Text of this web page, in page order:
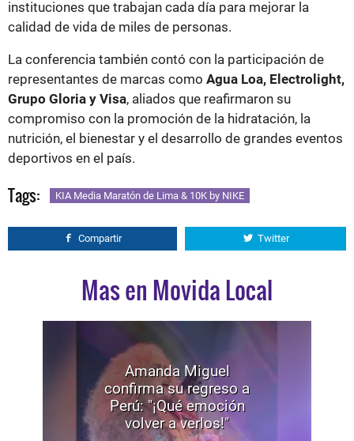
instituciones que trabajan cada día para mejorar la
calidad de vida de miles de personas.
La conferencia también contó con la participación de
representantes de marcas como Agua Loa, Electrolight,
Grupo Gloria y Visa, aliados que reafirmaron su
compromiso con la promoción de la hidratación, la
nutrición, el bienestar y el desarrollo de grandes eventos
deportivos en el país.
Tags: KIA Media Maratón de Lima & 10K by NIKE
Compartir Twitter
Mas en Movida Local
Amanda Miguel
confirma su regreso a
Perú: "¡Qué emoción
volver a verlos!"